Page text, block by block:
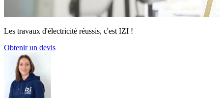
Les travaux d'électricité réussis, c'est IZI !
Obtenir un devis